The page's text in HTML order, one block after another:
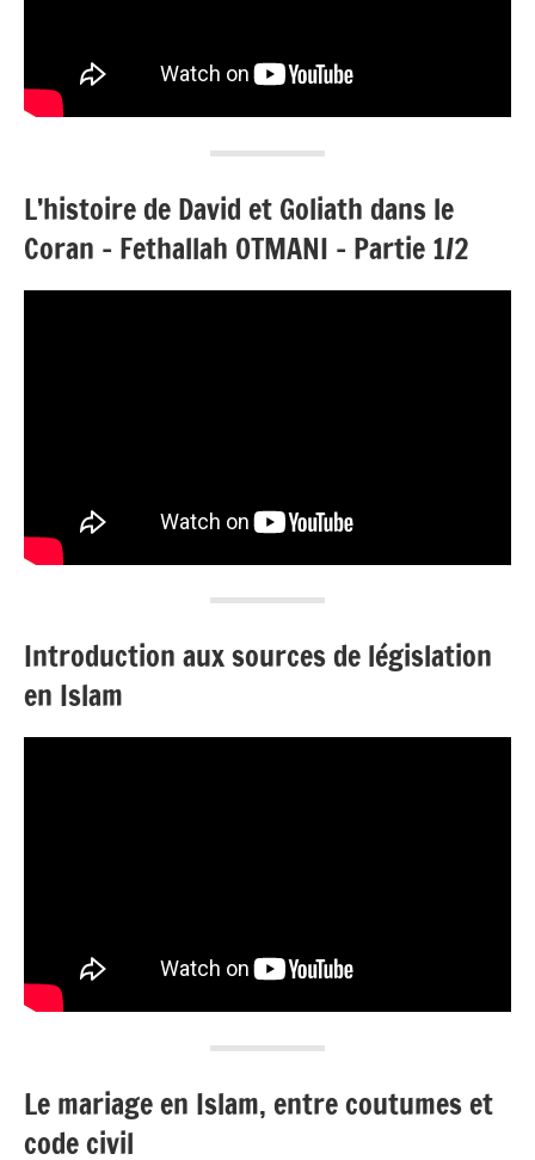
L’histoire de David et Goliath dans le
Coran – Fethallah OTMANI – Partie 1/2
Introduction aux sources de législation
en Islam
Le mariage en Islam, entre coutumes et
code civil